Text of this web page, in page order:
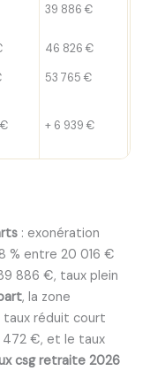
39 886 €
46 826 €
53 765 €
+ 6 939 €
: exonération
% entre 20 016 €
886 €, taux plein
, la zone
taux réduit court
472 €, et le taux
csg retraite 2026